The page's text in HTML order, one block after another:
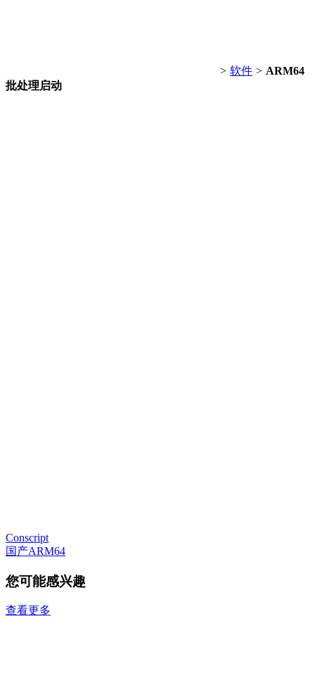
> 软件 > ARM64
批处理启动
Conscript
国产ARM64
您可能感兴趣
查看更多